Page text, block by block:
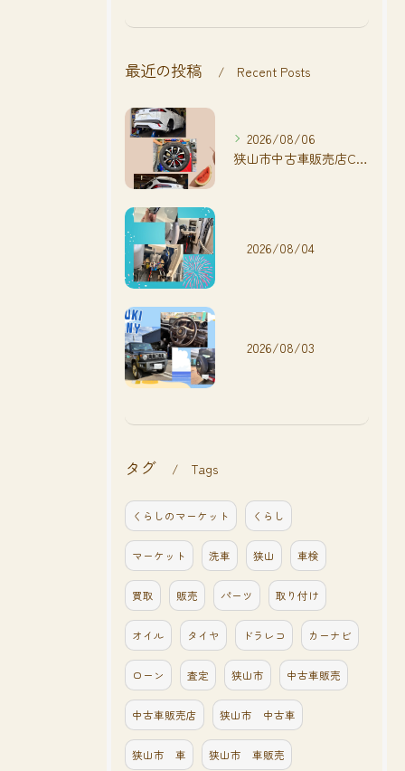
最近の投稿 Recent Posts
2026/08/06
狭山市中古車販売店CarShop FACT.🚗
2026/08/04
2026/08/03
タグ Tags
くらしのマーケット くらし
マーケット 洗車 狭山 車検
買取 販売 パーツ 取り付け
オイル タイヤ ドラレコ カーナビ
ローン 査定 狭山市 中古車販売
中古車販売店 狭山市 中古車
狭山市 車 狭山市 車販売